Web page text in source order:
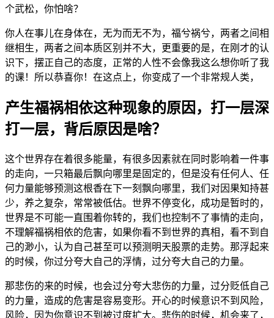
个武松， 你怕啥？
你人在事儿在身体在， 无为而无不为， 福兮祸兮， 两者之间相
继相生， 两者之间本质区别 并不大， 更重要的是， 在刚 才的认
识下， 摆正自 己的态度， 正常的人性不会像我这么想你听了我
的课！ 所以恭喜你！ 在这点 上， 你变成了一个非常规人类，
产生福祸相依这种现象的原因， 打一层深
打一层， 背后原因是啥？
这个世界存在着很多能量， 有很多 因素就在 同 时影响着一件事
的走向， 一只箱最后飘向哪里是 固 定的， 但是没有任何人、 任
何力量能够预测这根香在下一刻 飘向哪里， 我们 对因 果知持甚
少， 养之复杂， 常常被低估。 世界不停变化， 成功是暂时的，
世界是不可能一直 围着你转的， 我们 也控制 不了事情的走向，
不理解福祸相依的危害， 如果你看不到 世界的真相， 看不到 自
己的渺小， 认为自 己甚至可以预测 明天股票的走势。 那浮起来
的时候， 你过分夸大自 己的浮情， 过分夸大自 己的力量。
那悲伤的来的时候， 也会过分夸大悲伤的力量， 过分贬低自 己
的力量， 造成的危害是容易变形。 开心的时候意识不到 风险，
风险， 因 为你意识不到 被过度扩大。 悲伤的时候， 机会来了，